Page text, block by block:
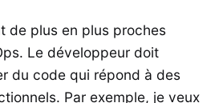
de plus en plus proches
Le développeur doit
du code qui répond à des
Par exemple, je veux